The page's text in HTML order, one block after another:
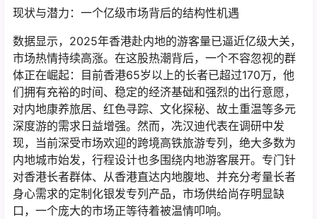
现状与潜力：一个亿级市场背后的结构性机遇
数据显示，2025年香港赴内地的游客量已逼近亿级大关，
市场热情持续高涨。在这股热潮背后，一个不容忽视的群
体正在崛起：目前香港65岁以上的长者已超过170万，他
们拥有充裕的时间、稳定的经济基础和强烈的出行意愿，
对内地康养旅居、红色寻踪、文化探秘、故土重温等多元
深度游的需求日益增强。然而，冼汉迪代表在调研中发
现，当前深受市场欢迎的跨境高铁旅游专列，绝大多数为
内地城市始发，行程设计也多围绕内地游客展开。专门针
对香港长者群体、从香港直达内地腹地、并充分考量长者
身心需求的定制化银发专列产品，市场供给尚存明显缺
口，一个庞大的市场正等待着被温情叩响。